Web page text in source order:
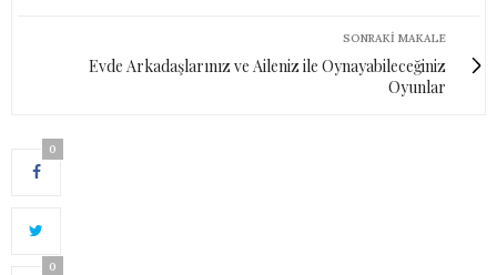
SONRAKI MAKALE
Evde Arkadaşlarınız ve Aileniz ile Oynayabileceğiniz
Oyunlar
0
0